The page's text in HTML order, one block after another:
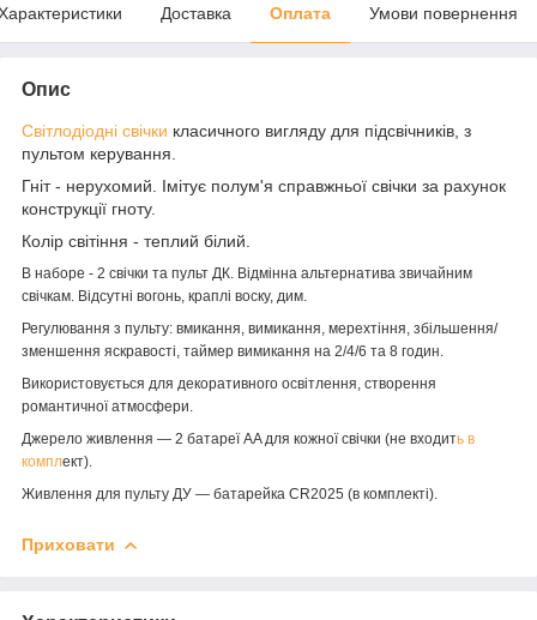
Доставка Оплата Умови повернення
Опис
Світлодіодні свічки класичного вигляду для підсвічників, з
пультом керування.
Гніт - нерухомий. Імітує полум'я справжньої свічки за рахунок
конструкції гноту.
Колір світіння - теплий білий.
В наборе - 2 свічки та пульт ДК. Відмінна альтернатива звичайним
свічкам. Відсутні вогонь, краплі воску, дим.
Регулювання з пульту: вмикання, вимикання, мерехтіння, збільшення/
зменшення яскравості, таймер вимикання на 2/4/6 та 8 годин.
Використовується для декоративного освітлення, створення
романтичної атмосфери.
Джерело живлення ― 2 батареї AA для кожної свічки (не входить в
комплект).
Живлення для пульту ДУ ― батарейка CR2025 (в комплекті).
Приховати